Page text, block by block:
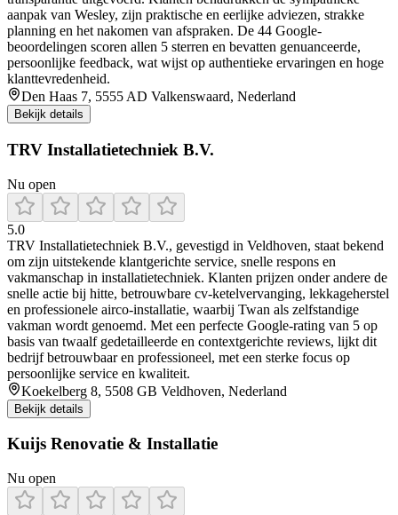
aanpak van Wesley, zijn praktische en eerlijke adviezen, strakke
planning en het nakomen van afspraken. De 44 Google-
beoordelingen scoren allen 5 sterren en bevatten genuanceerde,
persoonlijke feedback, wat wijst op authentieke ervaringen en hoge
klanttevredenheid.
Den Haas 7, 5555 AD Valkenswaard, Nederland
Bekijk details
TRV Installatietechniek B.V.
Nu open
5.0
TRV Installatietechniek B.V., gevestigd in Veldhoven, staat bekend
om zijn uitstekende klantgerichte service, snelle respons en
vakmanschap in installatietechniek. Klanten prijzen onder andere de
snelle actie bij hitte, betrouwbare cv-ketelvervanging, lekkageherstel
en professionele airco-installatie, waarbij Twan als zelfstandige
vakman wordt genoemd. Met een perfecte Google-rating van 5 op
basis van twaalf gedetailleerde en contextgerichte reviews, lijkt dit
bedrijf betrouwbaar en professioneel, met een sterke focus op
persoonlijke service en kwaliteit.
Koekelberg 8, 5508 GB Veldhoven, Nederland
Bekijk details
Kuijs Renovatie & Installatie
Nu open